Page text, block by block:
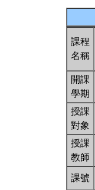
課程
名稱
開課
學期
授課
對象
授課
教師
課號